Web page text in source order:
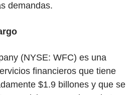
demandas.
(NYSE: WFC) es una
financieros que tiene
$1.9 billones y que se